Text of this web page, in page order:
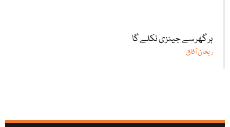
ہر گھر سے جینزی نکلے گا
ریحان آفاق